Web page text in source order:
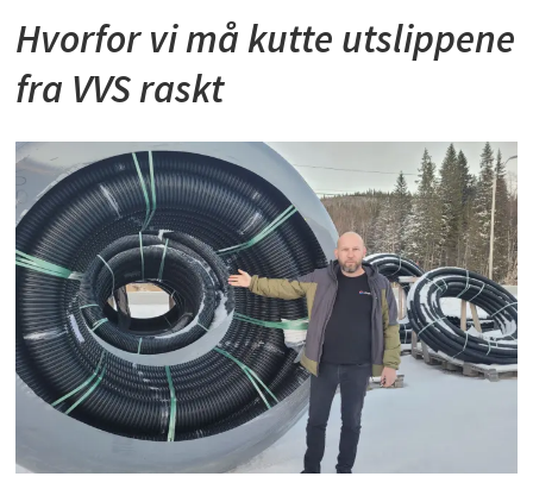
Hvorfor vi må kutte utslippene
fra VVS raskt